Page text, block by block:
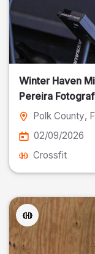
Winter Haven
Pereira
Polk County,
02/09/2026
Crossfit